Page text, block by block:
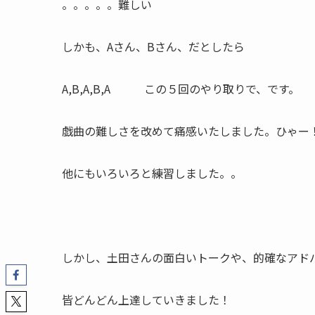
。。。。。難しい
しかも、Aさん、Bさん、だとしたら
A,B,A,B,A この５回のやり取りで、です。
戯曲の難しさを改めて痛感いたしました。ひゃー！
他にもいろいろと練習しました。。
しかし、土田さんの面白いトークや、的確なアド
皆どんどん上達していきました！